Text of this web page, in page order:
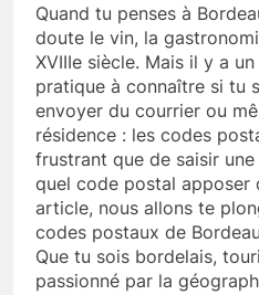
Quand tu penses à
doute le vin, la
XVIIIe siècle. Mais il y a
pratique à connaître si tu
envoyer du courrier ou
résidence : les codes
frustrant que de saisir
quel code postal apposer
article, nous allons te
codes postaux de
Que tu sois bordelais,
passionné par la